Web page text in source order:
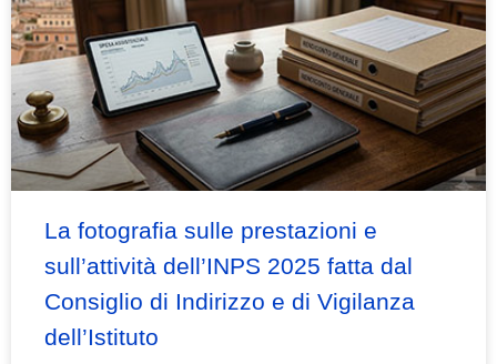
La fotografia sulle prestazioni e
sull’attività dell’INPS 2025 fatta dal
Consiglio di Indirizzo e di Vigilanza
dell’Istituto